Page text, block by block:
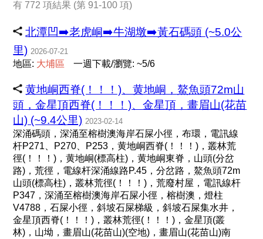
有 772 項結果 (第 91-100 項)
北潭凹➡️老虎峒➡️牛湖墩➡️黃石碼頭 (~5.0公
里) 2026-07-21
地區: 大埔區 一週下載/瀏覽: ~5/6
黄地峒西脊(！！！)、黄地峒，鰲魚頭72m山
頭，金星頂西脊(！！！)、金星頂，畫眉山(花苗
山) (~9.4公里) 2023-02-14
深涌碼頭，深涌至榕樹澳海岸石屎小徑，布環，電訊線
杆P271、P270、P253，黄地峒西脊(！！！)，叢林荒
徑(！！！)，黄地峒(標高柱)，黄地峒東脊，山頭(分岔
路)，荒徑，電線杆深涌線路P.45，分岔路，鰲魚頭72m
山頭(標高柱)，叢林荒徑(！！！)，荒廢村屋，電訊線杆
P347，深涌至榕樹澳海岸石屎小徑，榕樹澳，燈柱
V4788，石屎小徑，斜坡石屎梯級，斜坡石屎集水井，
金星頂西脊(！！！)，叢林荒徑(！！！)，金星頂(叢
林)，山坳，畫眉山(花苗山)(空地)，畫眉山(花苗山)南